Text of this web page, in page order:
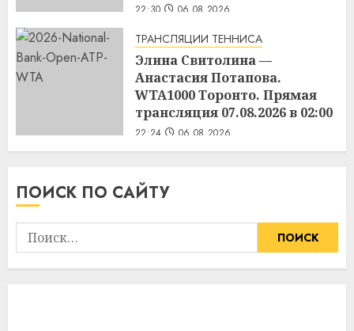
22:30 06.08.2026
ТРАНСЛЯЦИИ ТЕННИСА
Элина Свитолина —
Анастасия Потапова.
WTA1000 Торонто. Прямая
трансляция 07.08.2026 в 02:00
22:24 06.08.2026
ПОИСК ПО САЙТУ
Найти: